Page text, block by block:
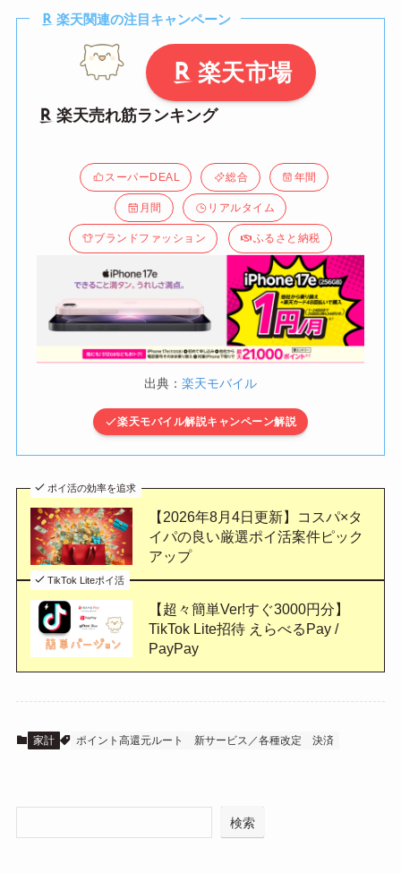
楽天関連の注目キャンペーン
楽天市場
楽天売れ筋ランキング
スーパーDEAL 総合 年間
月間 リアルタイム
ブランドファッション ふるさと納税
出典： 楽天モバイル
楽天モバイル解説キャンペーン解説
ポイ活の効率を追求
【2026年8月4日更新】コスパ×タ
イパの良い厳選ポイ活案件ピック
アップ
TikTok Liteポイ活
【超々簡単Ver!すぐ3000円分】
TikTok Lite招待 えらべるPay /
PayPay
家計 ポイント高還元ルート 新サービス／各種改定 決済
検索